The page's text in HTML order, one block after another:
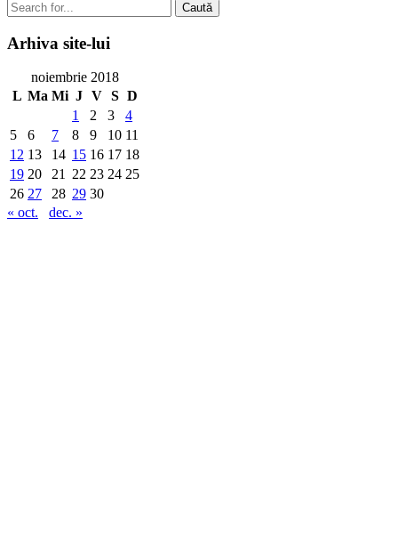
Caută
Arhiva site-lui
noiembrie 2018
L Ma Mi J V S D
1
2 3
4
5
6 7 8 9 10 11
12 13 14 15 16 17 18
19 20 21 22 23 24 25
26 27 28 29 30
« oct.
dec. »